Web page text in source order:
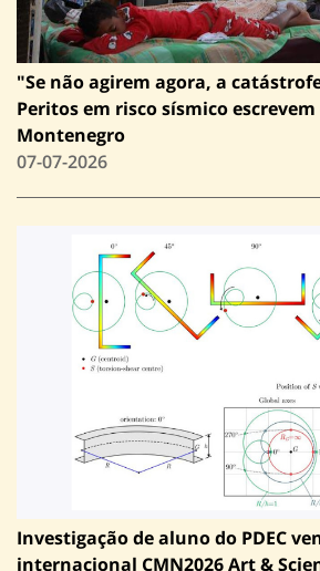
"Se não agirem agora, a
Peritos em risco sísmico
Montenegro
07-07-2026
Investigação de aluno do PDEC
internacional CMN2026 Art &